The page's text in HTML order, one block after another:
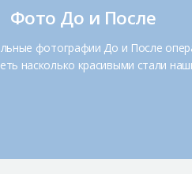
Фото До и После
фотографии До и После
насколько красивыми стали